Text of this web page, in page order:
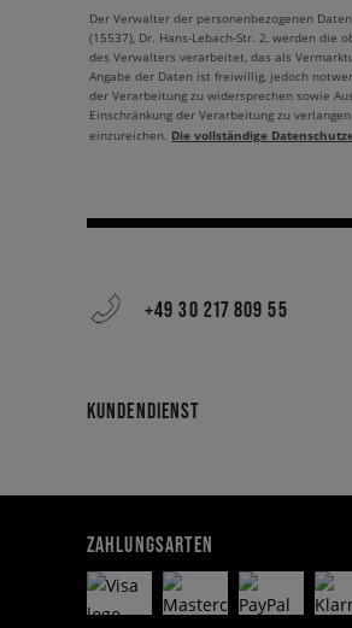
Der Verwalter der personenbezogenen
(15537), Dr. Hans-Lebach-Str. 2, werden die
des Verwalters verarbeitet, das als
Angabe der Daten ist freiwillig, jedoch
der Verarbeitung zu widersprechen sowie
Einschränkung der Verarbeitung zu
einzureichen. Die vollständige
+49 30 217 809 55
KUNDENDIENST
ZAHLUNGSARTEN